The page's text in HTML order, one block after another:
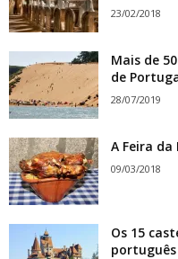
23/02/2018
Mais de
de
28/07/2019
A Feira da
09/03/2018
Os 15
português